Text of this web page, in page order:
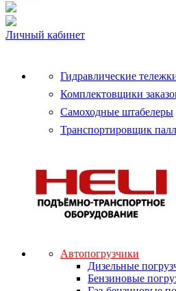
Личный кабинет
Гидравлические
Комплектовщики
Самоходные штабелеры
Транспортировщик
Автопогрузчики
Дизельные
Бензиновые